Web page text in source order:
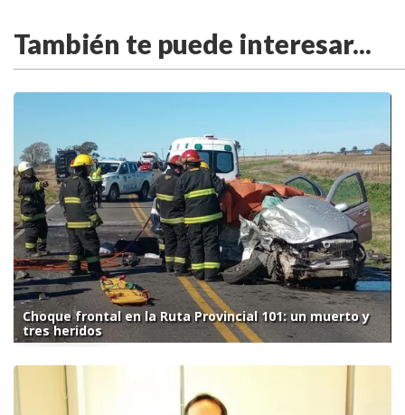
También te puede interesar...
Choque frontal en la Ruta Provincial 101: un muerto y
tres heridos